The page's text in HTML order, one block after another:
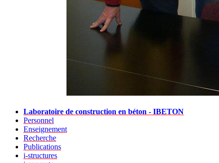
Laboratoire de construction en béton - IBETON
Personnel
Enseignement
Recherche
Publications
i-structures